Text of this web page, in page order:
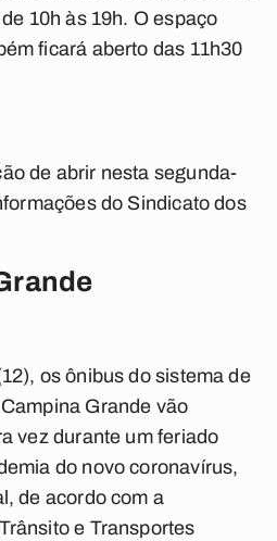
10h às 19h. O espaço
ficará aberto das 11h30
de abrir nesta segunda-
do Sindicato dos
os ônibus do sistema de
Grande vão
vez durante um feriado
do novo coronavírus,
de acordo com a
e Transportes